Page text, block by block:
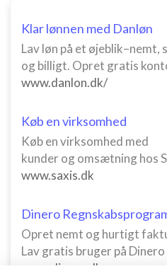
Klar lønnen med Danløn
Lav løn på et øjeblik–nemt,
og billigt. Opret gratis
www.danlon.dk/
Køb en virksomhed
Køb en virksomhed med
kunder og omsætning hos
www.saxis.dk
Dinero
Opret nemt og hurtigt
Lav gratis bruger på Dinero
www.dinero.dk